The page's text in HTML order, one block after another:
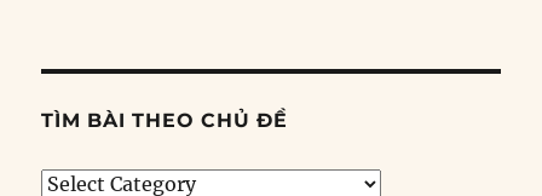
TÌM BÀI THEO CHỦ ĐỀ
Tìm